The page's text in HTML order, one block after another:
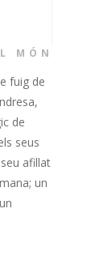
MÓN
fuig de
de
seus
afillat
un